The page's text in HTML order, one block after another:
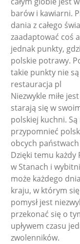
barów i kawiarni.
dania z całego
zaadaptować coś
jednak punkty,
polskie potrawy.
takie punkty nie są
restauracja pl
Niezwykle miłe
starają się w
polskiej kuchni.
przypomnieć
obcych
Dzięki temu każdy
w Stanach i
może każdego
kraju, w którym
pomysł jest
przekonać się o
upływem czasu
zwolenników.